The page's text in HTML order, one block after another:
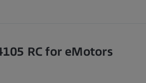
RC for eMotors